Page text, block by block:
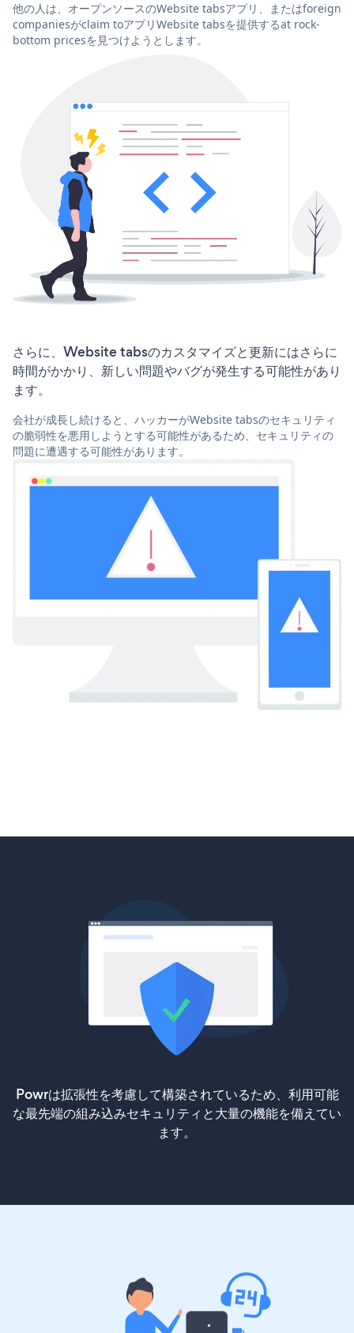
他の人は、オープンソースのWebsite tabsアプリ、またはforeign
companiesがclaim toアプリWebsite tabsを提供するat rock-
bottom pricesを見つけようとします。
さらに、Website tabsのカスタマイズと更新にはさらに
時間がかかり、新しい問題やバグが発生する可能性があり
ます。
会社が成長し続けると、ハッカーがWebsite tabsのセキュリティ
の脆弱性を悪用しようとする可能性があるため、セキュリティの
問題に遭遇する可能性があります。
Powrは拡張性を考慮して構築されているため、利用可能
な最先端の組み込みセキュリティと大量の機能を備えてい
ます。